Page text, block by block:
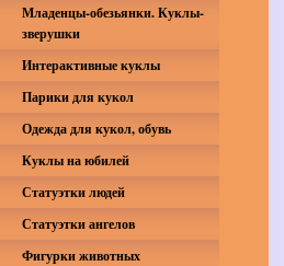
Младенцы-обезьянки. Куклы-
зверушки
Интерактивные куклы
Парики для кукол
Одежда для кукол, обувь
Куклы на юбилей
Статуэтки людей
Статуэтки ангелов
Фигурки животных